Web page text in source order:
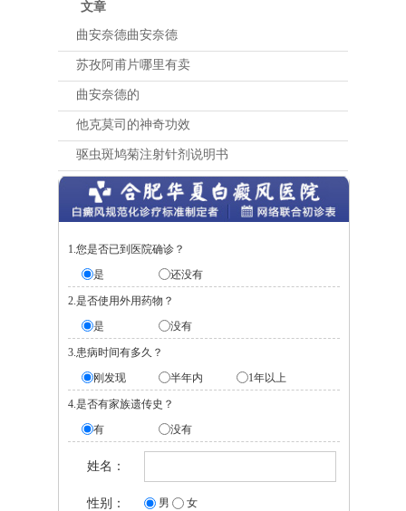
文章
曲安奈德曲安奈德
苏孜阿甫片哪里有卖
曲安奈德的
他克莫司的神奇功效
驱虫斑鸠菊注射针剂说明书
1.您是否已到医院确诊？
是
还没有
2.是否使用外用药物？
是
没有
3.患病时间有多久？
刚发现
半年内 1年以上
4.是否有家族遗传史？
有
没有
姓名：
性别： 男 女